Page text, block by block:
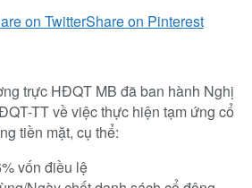
on TwitterShare on Pinterest
trực HĐQT MB đã ban hành Nghị
TT về việc thực hiện tạm ứng cổ
tiền mặt, cụ thể:
vốn điều lệ